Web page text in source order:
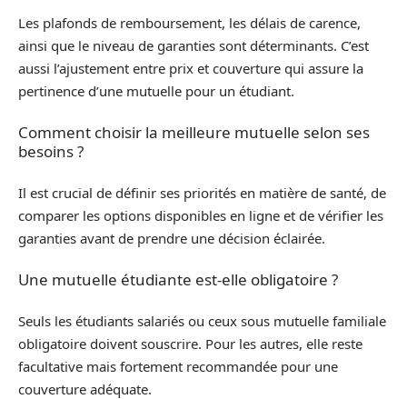
Les plafonds de remboursement, les délais de carence,
ainsi que le niveau de garanties sont déterminants. C’est
aussi l’ajustement entre prix et couverture qui assure la
pertinence d’une mutuelle pour un étudiant.
Comment choisir la meilleure mutuelle selon ses
besoins ?
Il est crucial de définir ses priorités en matière de santé, de
comparer les options disponibles en ligne et de vérifier les
garanties avant de prendre une décision éclairée.
Une mutuelle étudiante est-elle obligatoire ?
Seuls les étudiants salariés ou ceux sous mutuelle familiale
obligatoire doivent souscrire. Pour les autres, elle reste
facultative mais fortement recommandée pour une
couverture adéquate.